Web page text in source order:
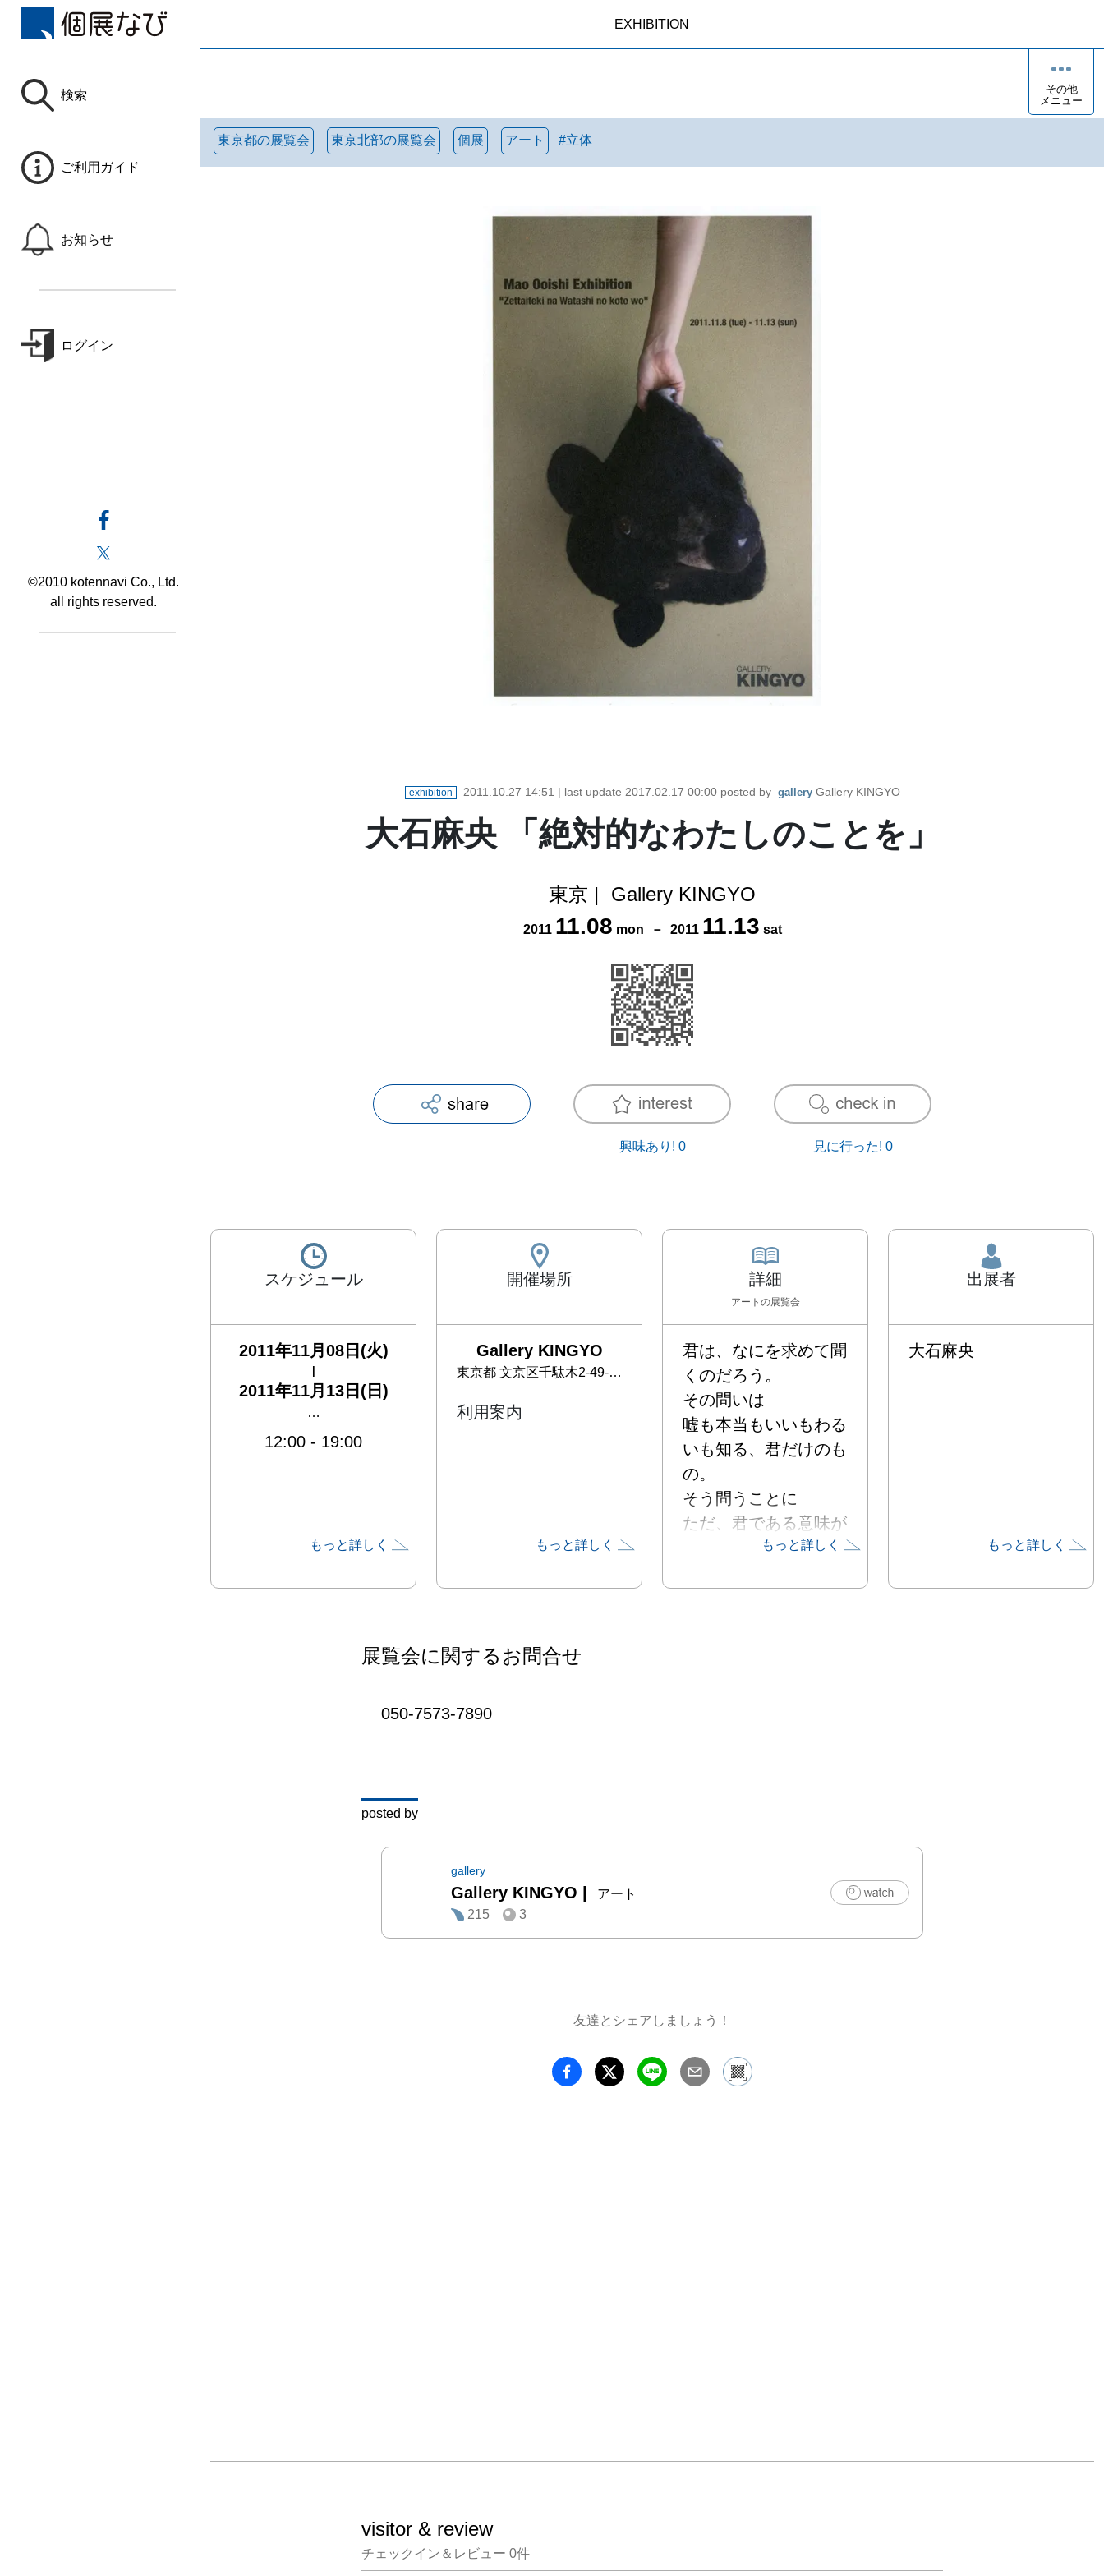
検索
ご利用ガイド
お知らせ
ログイン
©2010 kotennavi Co., Ltd.
all rights reserved.
EXHIBITION
その他
メニュー
東京都の展覧会 東京北部の展覧会 個展 アート #立体
exhibition 2011.10.27 14:51 | last update 2017.02.17 00:00posted by gallery Gallery KINGYO
大石麻央 「絶対的なわたしのことを」
東京 | Gallery KINGYO
2011 11.08 mon － 2011 11.13 sat
興味あり! 0 見に行った! 0
スケジュール
2011年11月08日(火)
2011年11月13日(日)
…
12:00 - 19:00
もっと詳しく
開催場所
Gallery KINGYO
東京都 文京区千駄木2-49-10
利用案内
もっと詳しく
詳細
アート の展覧会
君は、なにを求めて聞
くのだろう。
その問いは
嘘も本当もいいもわる
いも知る、君だけのも
の。
そう問うことに
ただ、君である意味が
もっと詳しく
出展者
大石麻央
もっと詳しく
展覧会に関するお問合せ
050-7573-7890
posted by
gallery
Gallery KINGYO |
アート
215
3
友達とシェアしましょう！
visitor & review
チェックイン＆レビュー 0件